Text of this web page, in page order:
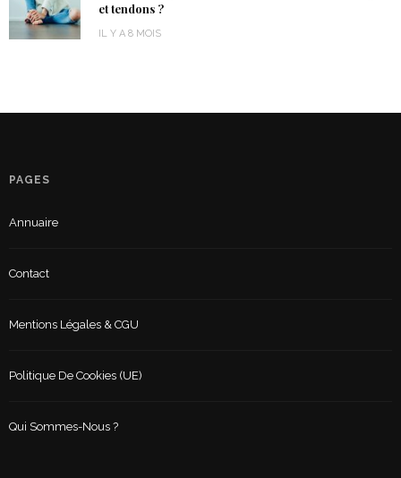
et tendons ?
IL Y A 8 MOIS
PAGES
Annuaire
Contact
Mentions Légales & CGU
Politique De Cookies (UE)
Qui Sommes-Nous ?